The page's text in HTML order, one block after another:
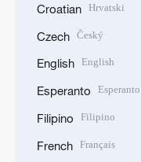
Croatian Hrvatski
Czech Český
English English
Esperanto Esperanto
Filipino Filipino
French Français